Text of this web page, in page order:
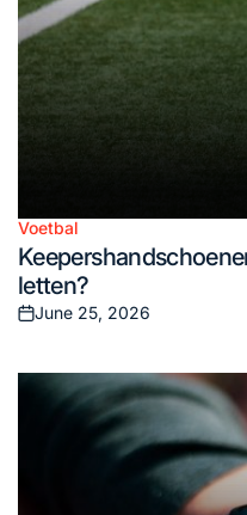
Posted
in
Voetbal
letten?
Posted
June 25, 2026